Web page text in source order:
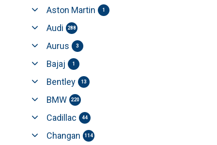
Aston Martin 1
Audi 288
Aurus 3
Bajaj 1
Bentley 13
BMW 220
Cadillac 44
Changan 114